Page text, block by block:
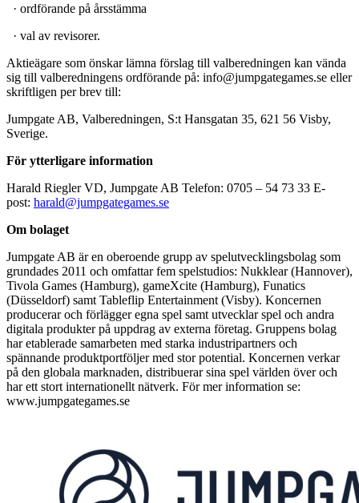
· ordförande på årsstämma
· val av revisorer.
Aktieägare som önskar lämna förslag till valberedningen kan vända
sig till valberedningens ordförande på: info@jumpgategames.se eller
skriftligen per brev till:
Jumpgate AB, Valberedningen, S:t Hansgatan 35, 621 56 Visby,
Sverige.
För ytterligare information
Harald Riegler VD, Jumpgate AB Telefon: 0705 – 54 73 33 E-
post: harald@jumpgategames.se
Om bolaget
Jumpgate AB är en oberoende grupp av spelutvecklingsbolag som
grundades 2011 och omfattar fem spelstudios: Nukklear (Hannover),
Tivola Games (Hamburg), gameXcite (Hamburg), Funatics
(Düsseldorf) samt Tableflip Entertainment (Visby). Koncernen
producerar och förlägger egna spel samt utvecklar spel och andra
digitala produkter på uppdrag av externa företag. Gruppens bolag
har etablerade samarbeten med starka industripartners och
spännande produktportföljer med stor potential. Koncernen verkar
på den globala marknaden, distribuerar sina spel världen över och
har ett stort internationellt nätverk. För mer information se:
www.jumpgategames.se